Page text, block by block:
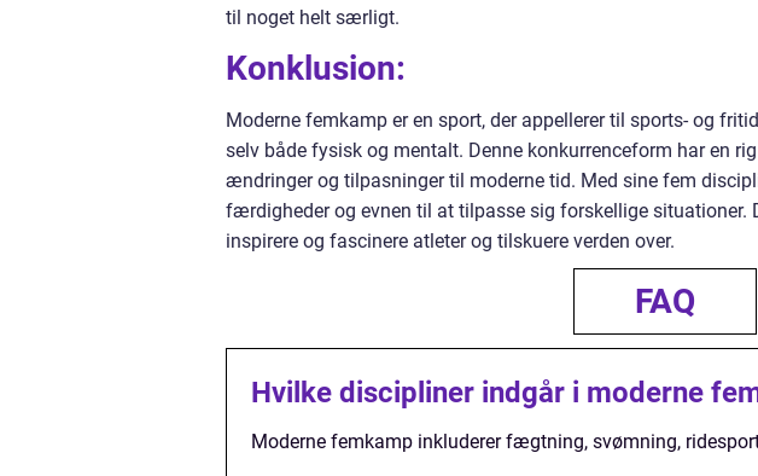
til noget helt særligt.
Konklusion:
Moderne femkamp er en sport, der appellerer til sports- og
selv både fysisk og mentalt. Denne konkurrenceform har en
ændringer og tilpasninger til moderne tid. Med sine fem
færdigheder og evnen til at tilpasse sig forskellige situationer.
inspirere og fascinere atleter og tilskuere verden over.
FAQ
Hvilke discipliner indgår i moderne
Moderne femkamp inkluderer fægtning, svømning,